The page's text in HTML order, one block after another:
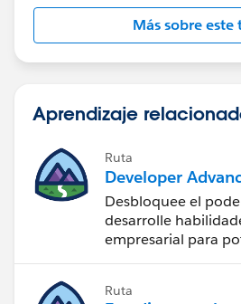
Más sobre este
Aprendizaje
Ruta
Developer
Desbloquee el
desarrolle
empresarial para
Ruta